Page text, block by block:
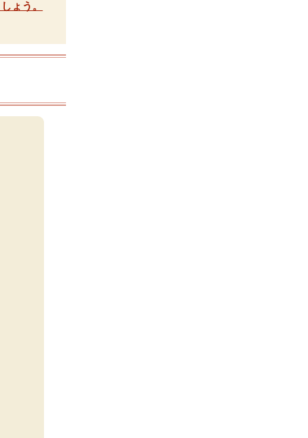
ょう。